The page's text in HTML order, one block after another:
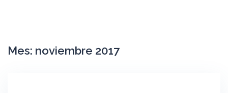
Mes: noviembre 2017